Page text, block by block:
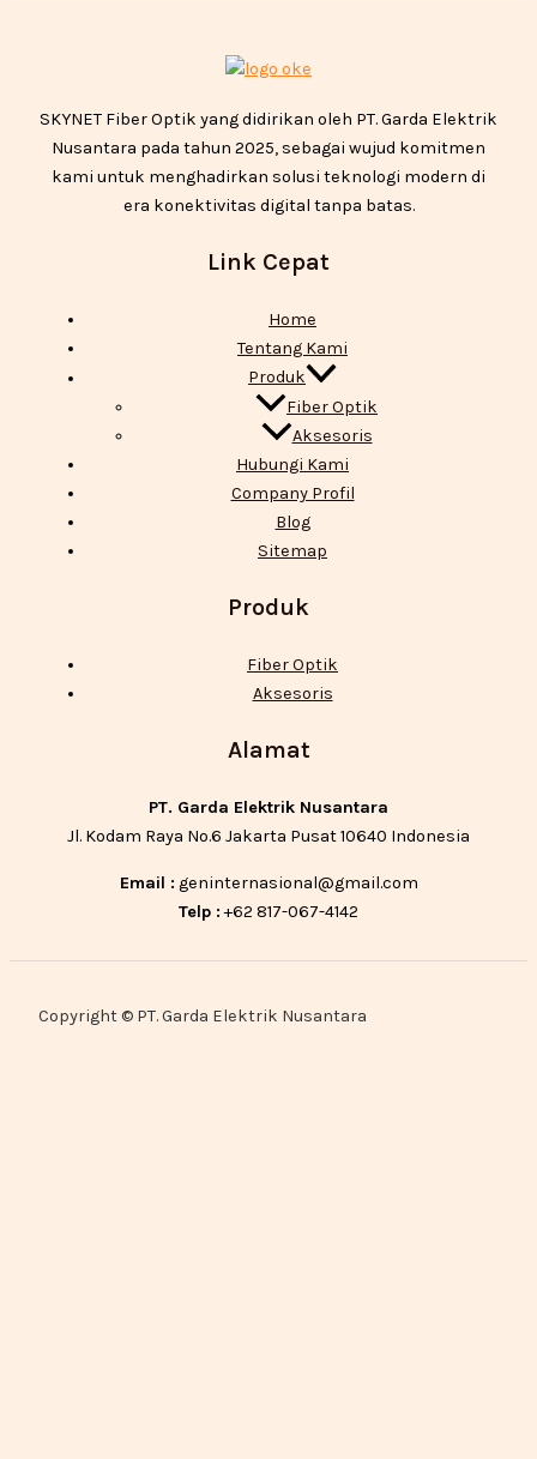
SKYNET Fiber Optik yang didirikan oleh PT. Garda Elektrik
Nusantara pada tahun 2025, sebagai wujud komitmen
kami untuk menghadirkan solusi teknologi modern di
era konektivitas digital tanpa batas.
Link Cepat
Home
Tentang Kami
Produk
Fiber Optik
Aksesoris
Hubungi Kami
Company Profil
Blog
Sitemap
Produk
Fiber Optik
Aksesoris
Alamat
PT. Garda Elektrik Nusantara
Jl. Kodam Raya No.6 Jakarta Pusat 10640 Indonesia
Email : geninternasional@gmail.com
Telp :+62 817-067-4142
Copyright © PT. Garda Elektrik Nusantara